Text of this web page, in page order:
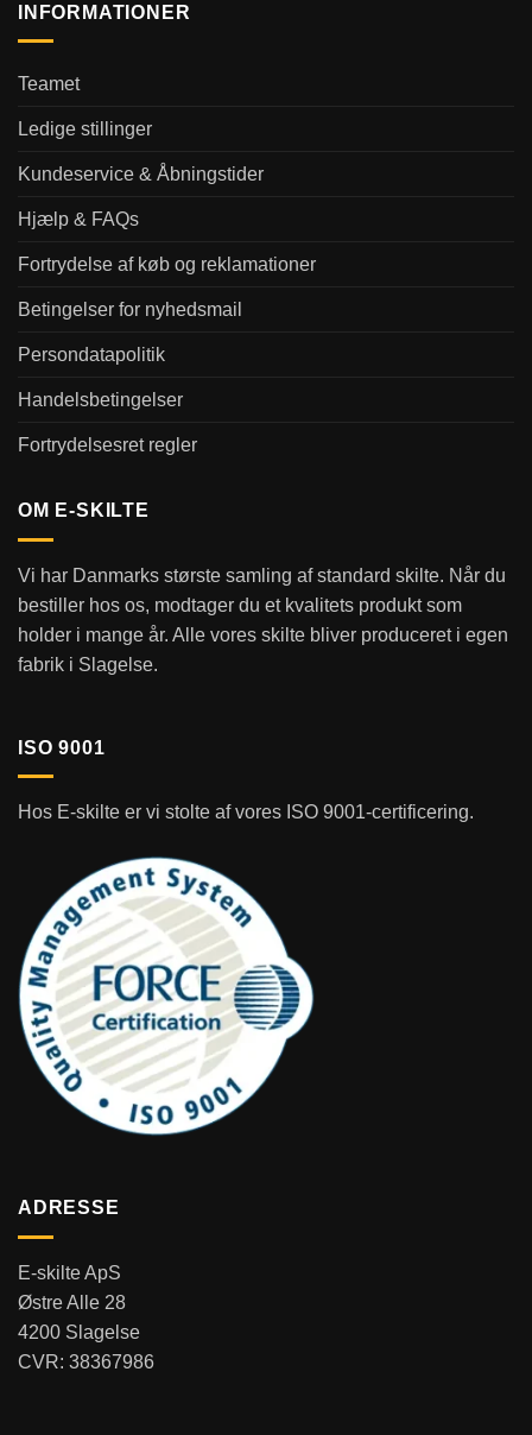
INFORMATIONER
Teamet
Ledige stillinger
Kundeservice & Åbningstider
Hjælp & FAQs
Fortrydelse af køb og reklamationer
Betingelser for nyhedsmail
Persondatapolitik
Handelsbetingelser
Fortrydelsesret regler
OM E-SKILTE
Vi har Danmarks største samling af standard skilte. Når du
bestiller hos os, modtager du et kvalitets produkt som
holder i mange år. Alle vores skilte bliver produceret i egen
fabrik i Slagelse.
ISO 9001
Hos E-skilte er vi stolte af vores ISO 9001-certificering.
ADRESSE
E-skilte ApS
Østre Alle 28
4200 Slagelse
CVR: 38367986